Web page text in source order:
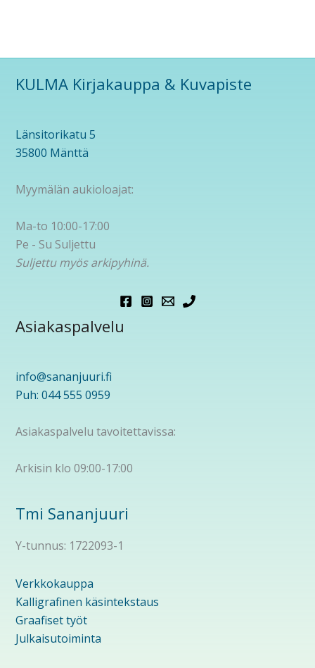
KULMA Kirjakauppa & Kuvapiste
Länsitorikatu 5
35800 Mänttä
Myymälän aukioloajat:
Ma-to 10:00-17:00
Pe - Su Suljettu
Suljettu myös arkipyhinä.
Asiakaspalvelu
info@sananjuuri.fi
Puh: 044 555 0959
Asiakaspalvelu tavoitettavissa:
Arkisin klo 09:00-17:00
Tmi Sananjuuri
Y-tunnus: 1722093-1
Verkkokauppa
Kalligrafinen käsintekstaus
Graafiset työt
Julkaisutoiminta